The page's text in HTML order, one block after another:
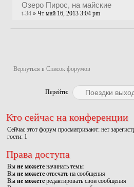
Озеро Пирос, на майские
t-34 » Чт май 16, 2013 3:04 pm
Вернуться в Список форумов
Перейти:
Кто сейчас на конференции
Сейчас этот форум просматривают: нет
гости: 1
Права доступа
Вы не можете начинать темы
Вы не можете отвечать на сообщения
Вы не можете редактировать свои сообщения